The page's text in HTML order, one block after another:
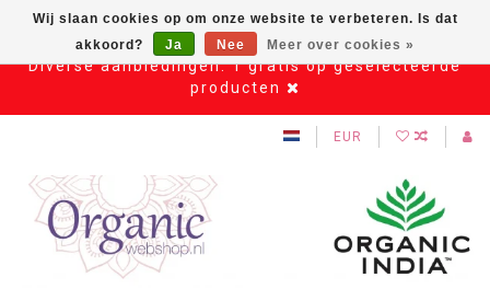
Diverse aanbiedingen: 1 gratis op geselecteerde
producten
EUR
Wij slaan cookies op om onze website te verbeteren. Is dat
akkoord?
Ja Nee Meer over cookies »